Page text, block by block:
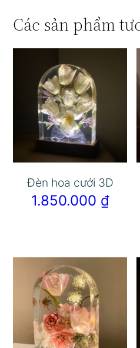
Các sản phẩm
Đèn hoa cưới 3D
1.850.000 ₫